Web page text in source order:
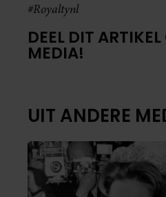
#Royaltynl
DEEL DIT
MEDIA!
UIT ANDERE